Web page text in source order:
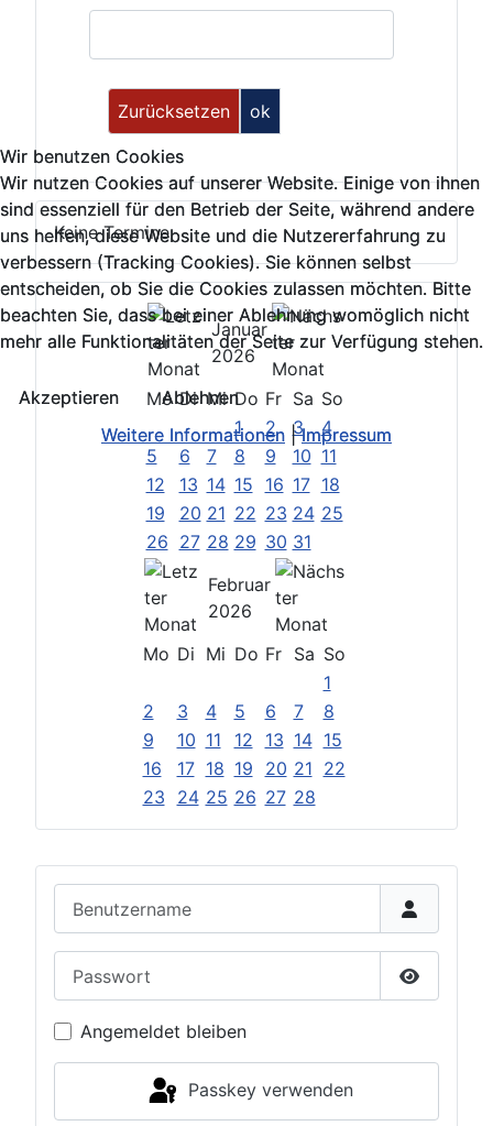
Passwort
Angemeldet bleiben
Passkey verwenden
Wir benutzen Cookies
Wir nutzen Cookies auf unserer Website. Einige von ihnen
sind essenziell für den Betrieb der Seite, während andere
uns helfen, diese Website und die Nutzererfahrung zu
verbessern (Tracking Cookies). Sie können selbst
entscheiden, ob Sie die Cookies zulassen möchten. Bitte
beachten Sie, dass bei einer Ablehnung womöglich nicht
mehr alle Funktionalitäten der Seite zur Verfügung stehen.
Akzeptieren
Ablehnen
Weitere Informationen |Impressum
Keine Termine
Januar
2026
Mo Di Mi Do Fr Sa So
1
2 3
4
5
6 7 8 9 10 11
12
13 14 15 16 17 18
19
20 21 22 23 24 25
26 27 28 29 30 31
Februar
2026
Mo Di Mi Do Fr Sa So
1
2
3 4 5 6 7
8
9
10 11 12 13 14 15
16
17 18 19 20 21 22
23
24 25 26 27 28
Wir benutzen Cookies
Wir nutzen Cookies auf unserer Website. Einige von ihnen
sind essenziell für den Betrieb der Seite, während andere
uns helfen, diese Website und die Nutzererfahrung zu
verbessern (Tracking Cookies). Sie können selbst
entscheiden, ob Sie die Cookies zulassen möchten. Bitte
beachten Sie, dass bei einer Ablehnung womöglich nicht
mehr alle Funktionalitäten der Seite zur Verfügung stehen.
Akzeptieren
Ablehnen
Weitere Informationen |Impressum